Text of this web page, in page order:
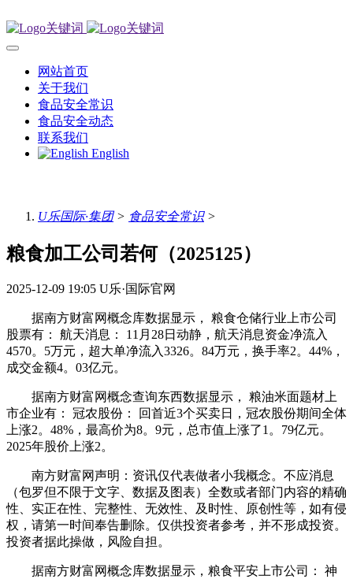
网站首页
关于我们
食品安全常识
食品安全动态
联系我们
English
U乐国际·集团> 食品安全常识>
粮食加工公司若何（2025125）
2025-12-09 19:05 U乐·国际官网
据南方财富网概念库数据显示， 粮食仓储行业上市公司
股票有： 航天消息： 11月28日动静，航天消息资金净流入
4570。5万元，超大单净流入3326。84万元，换手率2。44%，
成交金额4。03亿元。
据南方财富网概念查询东西数据显示， 粮油米面题材上
市企业有： 冠农股份： 回首近3个买卖日，冠农股份期间全体
上涨2。48%，最高价为8。9元，总市值上涨了1。79亿元。
2025年股价上涨2。
南方财富网声明：资讯仅代表做者小我概念。不应消息
（包罗但不限于文字、数据及图表）全数或者部门内容的精确
性、实正在性、完整性、无效性、及时性、原创性等，如有侵
权，请第一时间奉告删除。仅供投资者参考，并不形成投资。
投资者据此操做，风险自担。
据南方财富网概念库数据显示，粮食平安上市公司： 神